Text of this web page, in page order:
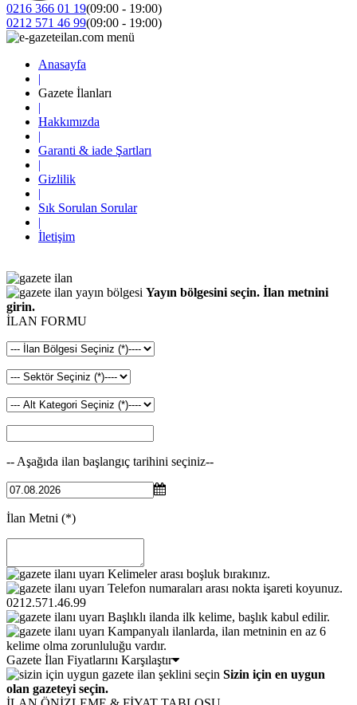
0216 366 01 19(09:00 - 19:00)
0212 571 46 99(09:00 - 19:00)
Anasayfa
|
Gazete İlanları
|
Hakkımızda
|
Garanti & iade Şartları
|
Gizlilik
|
Sık Sorulan Sorular
|
İletişim
Yayın bölgesini seçin. İlan metnini
girin.
İLAN FORMU
-- Aşağıda ilan başlangıç tarihini seçiniz--
İlan Metni (*)
Kelimeler arası boşluk bırakınız.
Telefon numaraları arası nokta işareti koyunuz.
0212.571.46.99
Başlıklı ilanda ilk kelime, başlık kabul edilir.
Kampanyalı ilanlarda, ilan metninin en az 6
kelime olma zorunluluğu vardır.
Gazete İlan Fiyatlarını Karşılaştır
Sizin için en uygun
olan gazeteyi seçin.